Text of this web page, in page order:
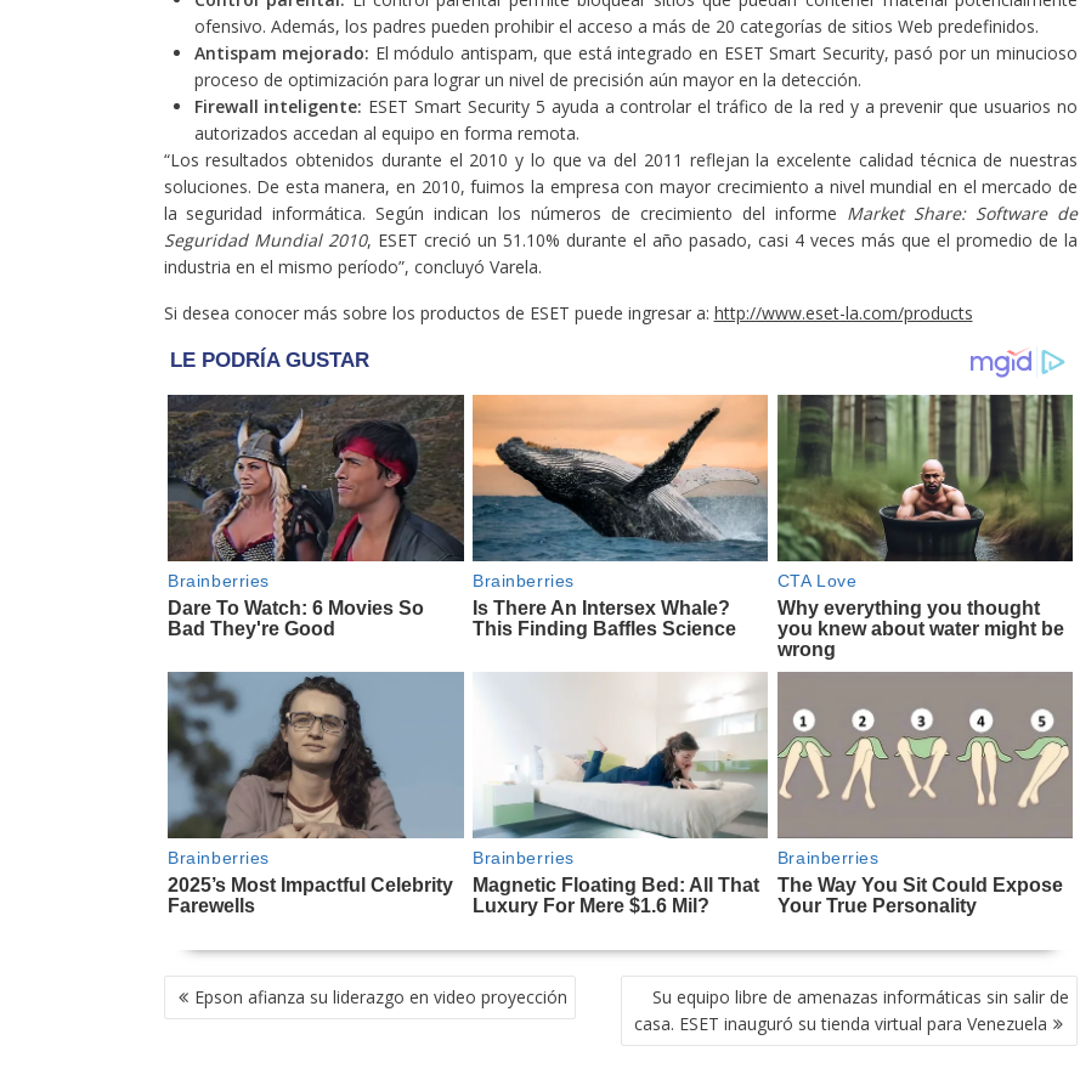
ofensivo. Además, los padres pueden prohibir el acceso a más de 20 categorías de sitios Web predefinidos.
Antispam mejorado: El módulo antispam, que está integrado en ESET Smart Security, pasó por un minucioso
proceso de optimización para lograr un nivel de precisión aún mayor en la detección.
Firewall inteligente: ESET Smart Security 5 ayuda a controlar el tráfico de la red y a prevenir que usuarios no
autorizados accedan al equipo en forma remota.
“Los resultados obtenidos durante el 2010 y lo que va del 2011 reflejan la excelente calidad técnica de nuestras
soluciones. De esta manera, en 2010, fuimos la empresa con mayor crecimiento a nivel mundial en el mercado de
la seguridad informática. Según indican los números de crecimiento del informe Market Share: Software de
Seguridad Mundial 2010, ESET creció un 51.10% durante el año pasado, casi 4 veces más que el promedio de la
industria en el mismo período”, concluyó Varela.
Si desea conocer más sobre los productos de ESET puede ingresar a: http://www.eset-la.com/products
NAVEGACIÓN
DE Epson afianza su liderazgo en video proyección
Su equipo libre de amenazas informáticas sin salir de
casa. ESET inauguró su tienda virtual para Venezuela